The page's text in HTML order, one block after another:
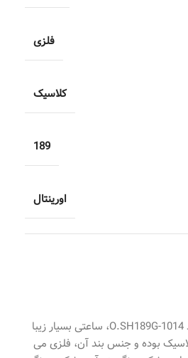
ساعت اورینتال مردانه کد O.SH189G-1014، ساعتی بسیار زیبا
از نوع کلاسیک بوده و جنس بند آن، فلزی می
فلزی
کلاسیک
189
اورینتال